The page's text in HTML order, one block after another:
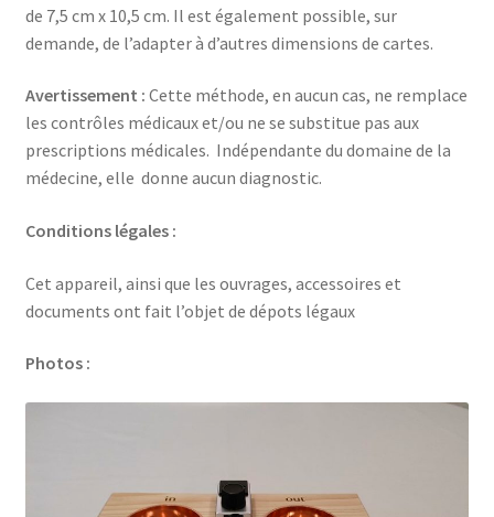
de 7,5 cm x 10,5 cm. Il est également possible, sur
demande, de l’adapter à d’autres dimensions de cartes.
Avertissement : Cette méthode, en aucun cas, ne remplace
les contrôles médicaux et/ou ne se substitue pas aux
prescriptions médicales. Indépendante du domaine de la
médecine, elle donne aucun diagnostic.
Conditions légales :
Cet appareil, ainsi que les ouvrages, accessoires et
documents ont fait l’objet de dépots légaux
Photos :